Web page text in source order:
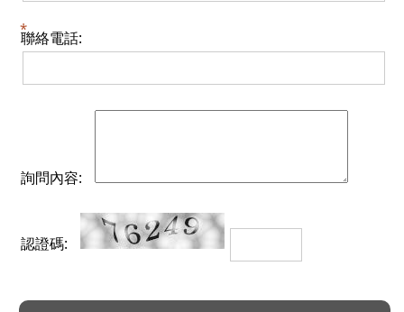
聯絡電話:
詢問內容:
認證碼: